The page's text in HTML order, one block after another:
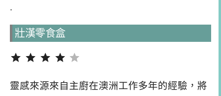
.
壯漢零食盒
靈感來源來自主廚在澳洲工作多年的經驗，將